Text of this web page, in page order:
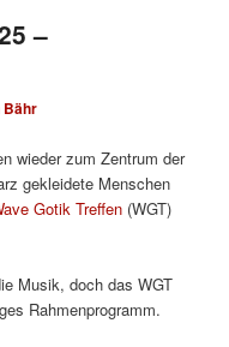
–
Bähr
wieder zum Zentrum der
gekleidete Menschen
Gotik Treffen (WGT)
Musik, doch das WGT
Rahmenprogramm.